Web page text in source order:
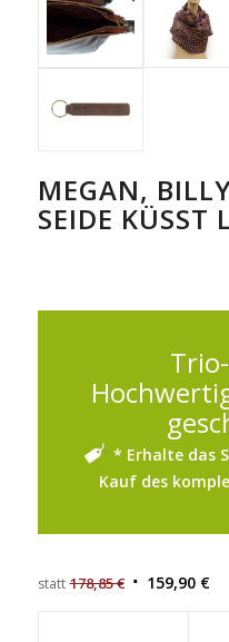
MEGAN,
SEIDE KÜSST
* Erhalte das
Kauf des
statt 178,85€ 159,90 €